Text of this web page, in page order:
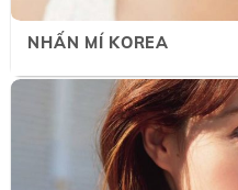
NHẤN MÍ KOREA